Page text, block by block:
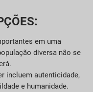
em uma
diversa não se
incluem autenticidade,
e humanidade.